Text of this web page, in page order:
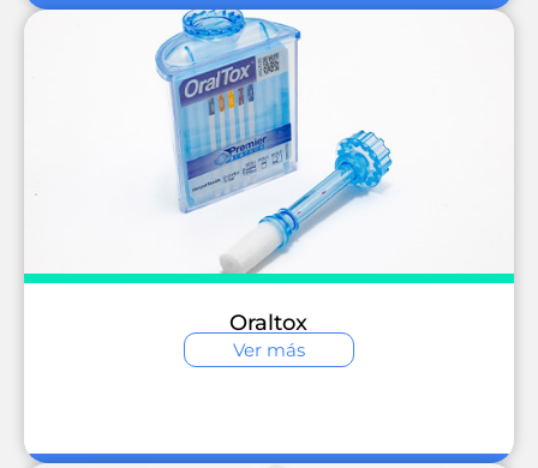
Oraltox
Ver más